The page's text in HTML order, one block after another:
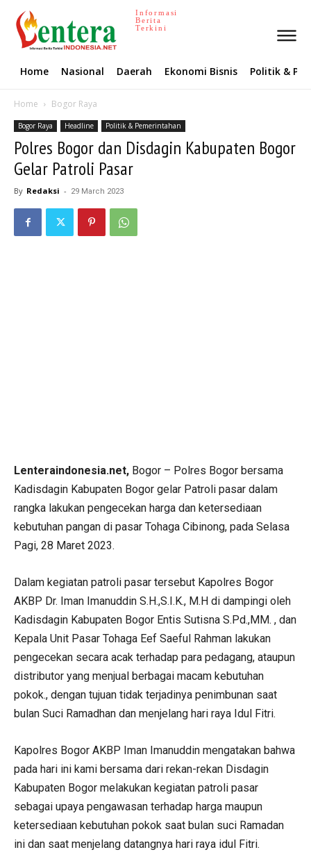
Informasi
Berita
Terkini
Home Nasional Daerah Ekonomi Bisnis Politik &
Home Bogor Raya
Bogor Raya Headline Politik & Pemerintahan
Polres Bogor dan Disdagin Kabupaten Bogor
Gelar Patroli Pasar
By Redaksi - 29 March 2023
Lenteraindonesia.net, Bogor – Polres Bogor bersama
Kadisdagin Kabupaten Bogor gelar Patroli pasar dalam
rangka lakukan pengecekan harga dan ketersediaan
kebutuhan pangan di pasar Tohaga Cibinong, pada Selasa
Pagi, 28 Maret 2023.
Dalam kegiatan patroli pasar tersebut Kapolres Bogor
AKBP Dr. Iman Imanuddin S.H.,S.I.K., M.H di dampingi oleh
Kadisdagin Kabupaten Bogor Entis Sutisna S.Pd.,MM. , dan
Kepala Unit Pasar Tohaga Eef Saeful Rahman lakukan
pengecekan secara acak terhadap para pedagang, ataupun
distributor yang menjual berbagai macam kebutuhan
pokok., dengan tujuan tidak terjadinya penimbunan saat
bulan Suci Ramadhan dan menjelang hari raya Idul Fitri.
Kapolres Bogor AKBP Iman Imanuddin mengatakan bahwa
pada hari ini kami bersama dari rekan-rekan Disdagin
Kabupaten Bogor melakukan kegiatan patroli pasar
sebagai upaya pengawasan terhadap harga maupun
ketersediaan kebutuhan pokok saat bulan suci Ramadan
ini dan saat menjelang datangnya hari raya idul Fitri.